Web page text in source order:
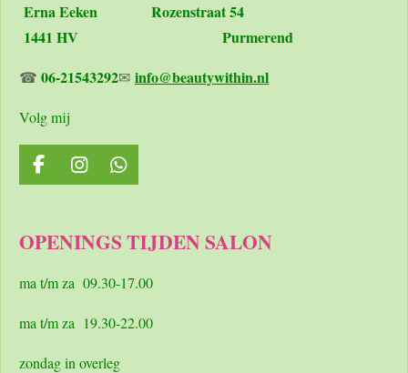
Erna Eeken Rozenstraat 54
1441 HV Purmerend
☎ 06-21543292✉ info@beautywithin.nl
Volg mij
F
a
b
o
I
n
a
r
m
W
h
s
p
OPENINGS TIJDEN SALON
ma t/m za 09.30-17.00
ma t/m za 19.30-22.00
zondag in overleg